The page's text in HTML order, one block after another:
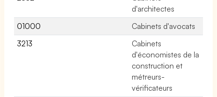
d'architectes
01000 Cabinets d'avocats
3213
Cabinets
d'économistes de la
construction et
métreurs-
vérificateurs